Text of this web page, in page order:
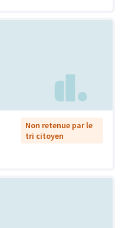
Non retenue par le
tri citoyen